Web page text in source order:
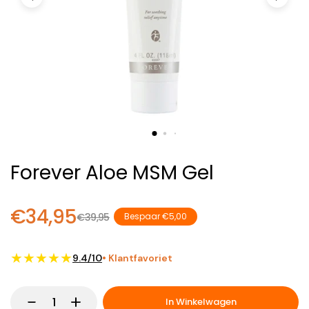
Forever Aloe MSM Gel
€34,95€39,95 Bespaar €5,00
★★★★★9.4/10• Klantfavoriet
In Winkelwagen